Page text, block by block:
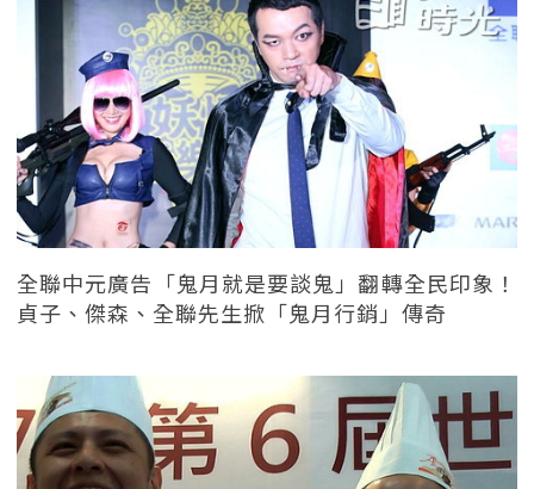
全聯中元廣告「鬼月就是要談鬼」翻轉全民印象！
貞子、傑森、全聯先生掀「鬼月行銷」傳奇